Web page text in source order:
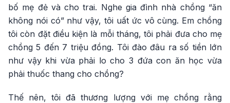
bố mẹ đẻ và cho trai. Nghe gia đình nhà chồng “ăn
không nói có” như vậy, tôi uất ức vô cùng. Em chồng
tôi còn đặt điều kiện là mỗi tháng, tôi phải đưa cho mẹ
chồng 5 đến 7 triệu đồng. Tôi đào đâu ra số tiền lớn
như vậy khi vừa phải lo cho 3 đứa con ăn học vừa
phải thuốc thang cho chồng?
Thế nên, tôi đã thương lượng với mẹ chồng rằng